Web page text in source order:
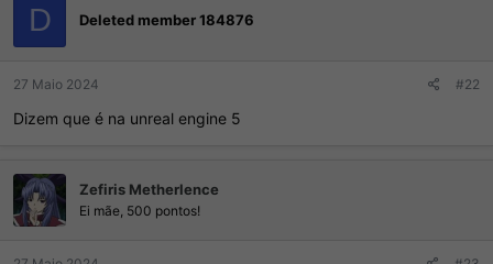
õ
e
s
D Deleted member 184876
27 Maio 2024 #22
Dizem que é na unreal engine 5
Zefiris Metherlence
Ei mãe, 500 pontos!